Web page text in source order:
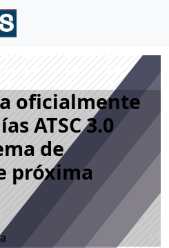
oficialmente
ATSC 3.0
de
próxima